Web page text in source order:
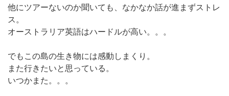
他にツアーないのか聞いても、なかなか話が進まずストレ
ス。
オーストラリア英語はハードルが高い。。。
でもこの島の生き物には感動しまくり。
また行きたいと思っている。
いつかまた。。。